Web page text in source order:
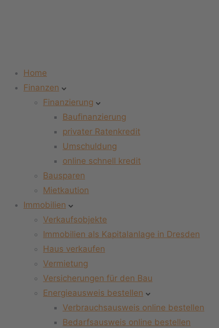
Home
Finanzen
Finanzierung
Baufinanzierung
privater Ratenkredit
Umschuldung
online schnell kredit
Bausparen
Mietkaution
Immobilien
Verkaufsobjekte
Immobilien als Kapitalanlage in Dresden
Haus verkaufen
Vermietung
Versicherungen für den Bau
Energieausweis bestellen
Verbrauchsausweis online bestellen
Bedarfsausweis online bestellen